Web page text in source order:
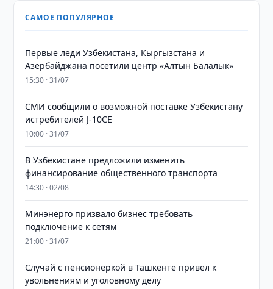
САМОЕ ПОПУЛЯРНОЕ
Первые леди Узбекистана, Кыргызстана и
Азербайджана посетили центр «Алтын Балалык»
15:30 · 31/07
СМИ сообщили о возможной поставке Узбекистану
истребителей J-10CE
10:00 · 31/07
В Узбекистане предложили изменить
финансирование общественного транспорта
14:30 · 02/08
Минэнерго призвало бизнес требовать
подключение к сетям
21:00 · 31/07
Случай с пенсионеркой в Ташкенте привел к
увольнениям и уголовному делу